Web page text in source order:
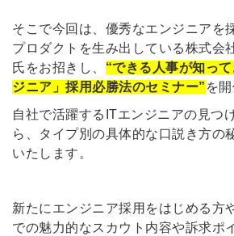
そこで今回は、優秀なエンジニアを
プロダクトを生み出している株式会
氏をお招きし、 “できる人事が知っ
ジニア」採用必勝法のセミナー” を
自社で活躍するITエンジニアの見つ
ら、タイプ別の具体的な口説き方の
いたします。
新たにエンジニア採用をはじめる方
での魅力的なスカウト内容や訴求ポ